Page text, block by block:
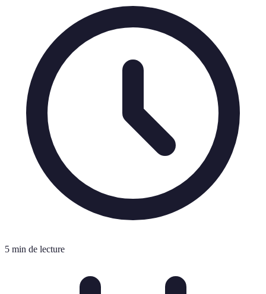
5 min de lecture